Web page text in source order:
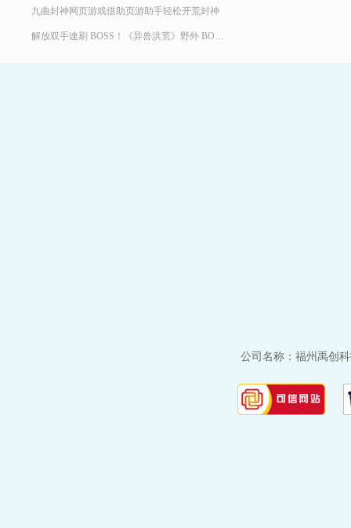
九曲封神网页游戏借助页游助手轻松开荒封神
解放双手速刷 BOSS！《异兽洪荒》野外 BOSS 玩法，页游助手挂机打宝两不误
公司名称：福州禹创